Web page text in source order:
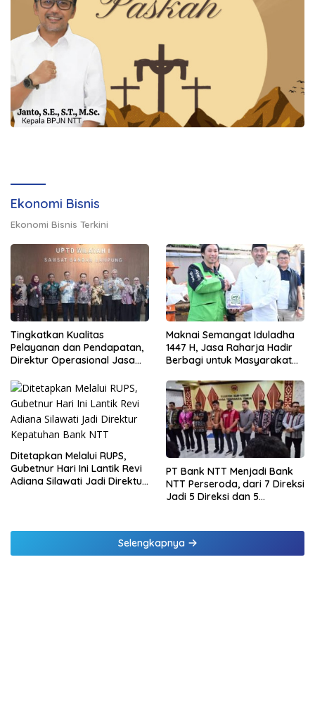
Ekonomi Bisnis
Ekonomi Bisnis Terkini
Tingkatkan Kualitas
Pelayanan dan Pendapatan,
Direktur Operasional Jasa
di Lampung dan Tinjau
Samsat Rajabasa
Maknai Semangat Iduladha
1447 H, Jasa Raharja Hadir
Berbagi untuk Masyarakat
Daging Kurban
Ditetapkan Melalui RUPS,
Gubetnur Hari Ini Lantik Revi
Adiana Silawati Jadi Direktur
PT Bank NTT Menjadi Bank
NTT Perseroda, dari 7 Direksi
Jadi 5 Direksi dan 5
Selengkapnya